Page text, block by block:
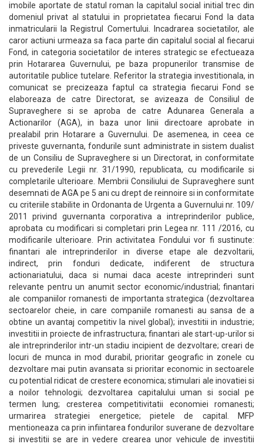
imobile aportate de statul roman la capitalul social initial trec din
domeniul privat al statului in proprietatea fiecarui Fond la data
inmatricularii la Registrul Comertului. Incadrarea societatilor, ale
caror actiuni urmeaza sa faca parte din capitalul social al fiecarui
Fond, in categoria societatilor de interes strategic se efectueaza
prin Hotararea Guvernului, pe baza propunerilor transmise de
autoritatile publice tutelare. Referitor la strategia investitionala, in
comunicat se precizeaza faptul ca strategia fiecarui Fond se
elaboreaza de catre Directorat, se avizeaza de Consiliul de
Supraveghere si se aproba de catre Adunarea Generala a
Actionarilor (AGA), in baza unor linii directoare aprobate in
prealabil prin Hotarare a Guvernului. De asemenea, in ceea ce
priveste guvernanta, fondurile sunt administrate in sistem dualist
de un Consiliu de Supraveghere si un Directorat, in conformitate
cu prevederile Legii nr. 31/1990, republicata, cu modificarile si
completarile ulterioare. Membrii Consiliului de Supraveghere sunt
desemnati de AGA pe 5 ani cu drept de reinnoire si in conformitate
cu criteriile stabilite in Ordonanta de Urgenta a Guvernului nr. 109/
2011 privind guvernanta corporativa a intreprinderilor publice,
aprobata cu modificari si completari prin Legea nr. 111 /2016, cu
modificarile ulterioare. Prin activitatea Fondului vor fi sustinute:
finantari ale intreprinderilor in diverse etape ale dezvoltarii,
indirect, prin fonduri dedicate, indiferent de structura
actionariatului, daca si numai daca aceste intreprinderi sunt
relevante pentru un anumit sector economic/industrial; finantari
ale companiilor romanesti de importanta strategica (dezvoltarea
sectoarelor cheie, in care companiile romanesti au sansa de a
obtine un avantaj competitiv la nivel global); investitii in industrie;
investitii in proiecte de infrastructura; finantari ale start-up-urilor si
ale intreprinderilor intr-un stadiu incipient de dezvoltare; creari de
locuri de munca in mod durabil, prioritar geografic in zonele cu
dezvoltare mai putin avansata si prioritar economic in sectoarele
cu potential ridicat de crestere economica; stimulari ale inovatiei si
a noilor tehnologii; dezvoltarea capitalului uman si social pe
termen lung; cresterea competitivitatii economiei romanesti;
urmarirea strategiei energetice; pietele de capital. MFP
mentioneaza ca prin infiintarea fondurilor suverane de dezvoltare
si investitii se are in vedere crearea unor vehicule de investitii